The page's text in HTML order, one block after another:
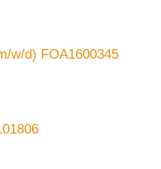
w/d) FOA1600345